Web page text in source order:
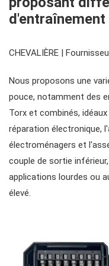
outils de
#clés
#clés
#clés à
#cliquets &
#prises
Douilles
#bits et douilles
Embouts
#tournevis
d'entraînement
CHEVALIÈRE |
Nous proposons une
pouce, notamment des
Torx et combinés,
réparation électronique,
électroménagers et
couple de sortie
applications lourdes ou
élevé.